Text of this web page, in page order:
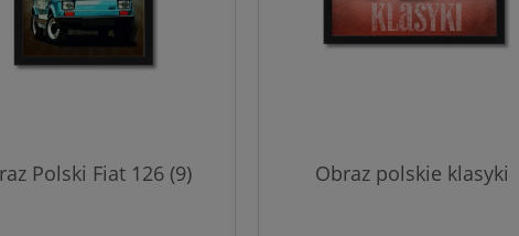
Polski Fiat 126 (9) Obraz polskie klasyki